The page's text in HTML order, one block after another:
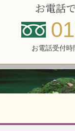
お電話
お電話受付